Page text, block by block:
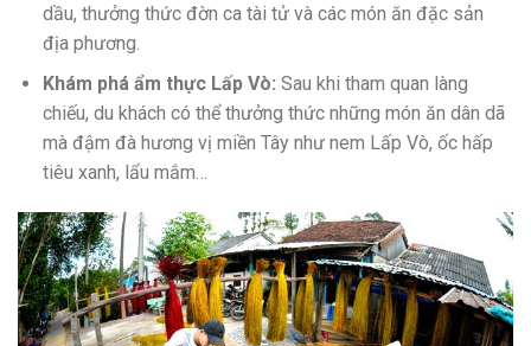
dầu, thưởng thức đờn ca tài tử và các món ăn đặc sản
địa phương.
Khám phá ẩm thực Lấp Vò: Sau khi tham quan làng
chiếu, du khách có thể thưởng thức những món ăn dân dã
mà đậm đà hương vị miền Tây như nem Lấp Vò, ốc hấp
tiêu xanh, lẩu mắm…